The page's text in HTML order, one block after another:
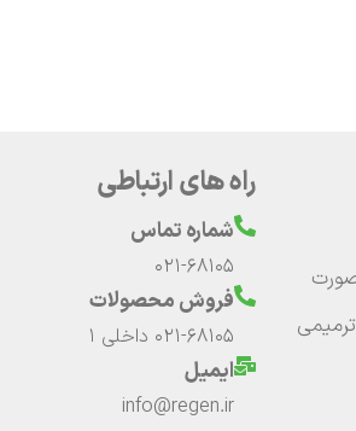
راه های ارتباطی
شماره تماس
021-68105
فروش محصولات
021-68105 داخلی 1
ایمیل
info@regen.ir